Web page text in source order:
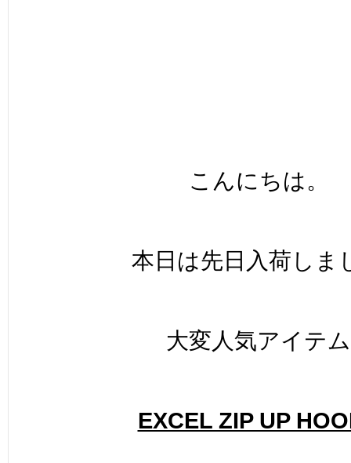
こんにちは。
本日は先日入荷しま
大変人気アイテム
EXCEL ZIP UP